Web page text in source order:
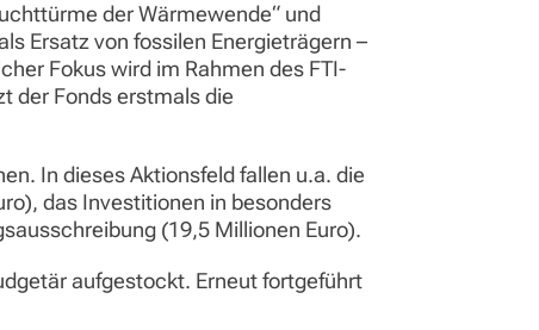
der Wärmewende“ und
Ersatz von fossilen Energieträgern –
Fokus wird im Rahmen des FTI-
der Fonds erstmals die
In dieses Aktionsfeld fallen u.a. die
das Investitionen in besonders
(19,5 Millionen Euro).
aufgestockt. Erneut fortgeführt